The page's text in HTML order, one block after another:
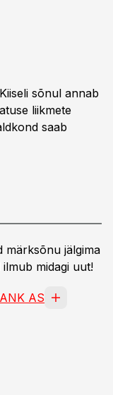
sõnul annab
liikmete
saab
märksõnu jälgima
midagi uut!
AS